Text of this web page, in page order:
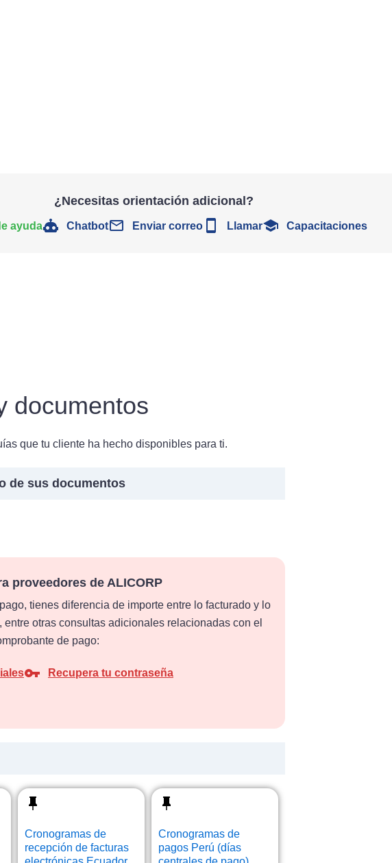
¿Necesitas orientación adicional?
ayuda Chatbot Enviar correo Llamar Capacitaciones
documentos
que tu cliente ha hecho disponibles para ti.
de sus documentos
proveedores de ALICORP
tienes diferencia de importe entre lo facturado y lo
otras consultas adicionales relacionadas con el
de pago:
Recupera tu contraseña
Cronogramas de
recepción de facturas
Cronogramas de
pagos Perú (días